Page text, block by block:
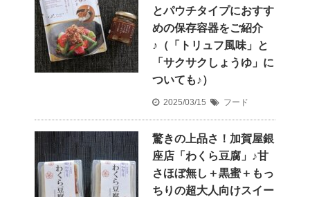
とパウチタイプにおすす
めの保存容器をご紹介
♪（「トリュフ風味」と
「サクサクしょうゆ」に
ついても♪）
2025/03/15 フード
驚きの上品さ！加賀屋銀
座店「わくら豆腐」♪甘
さほぼ無し＋黒蜜＋もっ
ちりの超大人向けスイー